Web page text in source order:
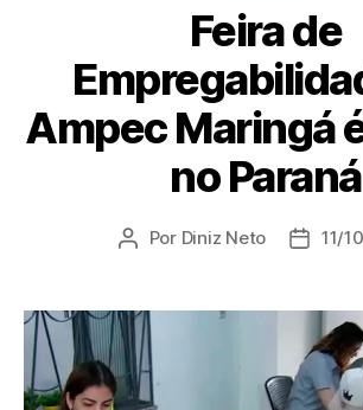
Feira de
Ampec Maringá
no Paraná
Por Diniz Neto 11/